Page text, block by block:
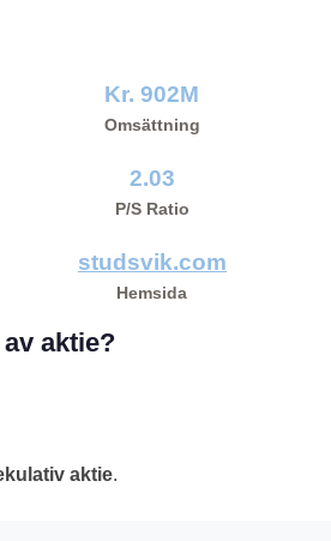
Kr. 902M
Omsättning
2.03
P/S Ratio
studsvik.com
Hemsida
aktie?
aktie.